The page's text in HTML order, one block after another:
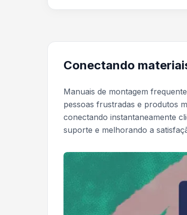
Conectando
Manuais de montagem
pessoas frustradas e produtos
conectando instantaneamente
suporte e melhorando a